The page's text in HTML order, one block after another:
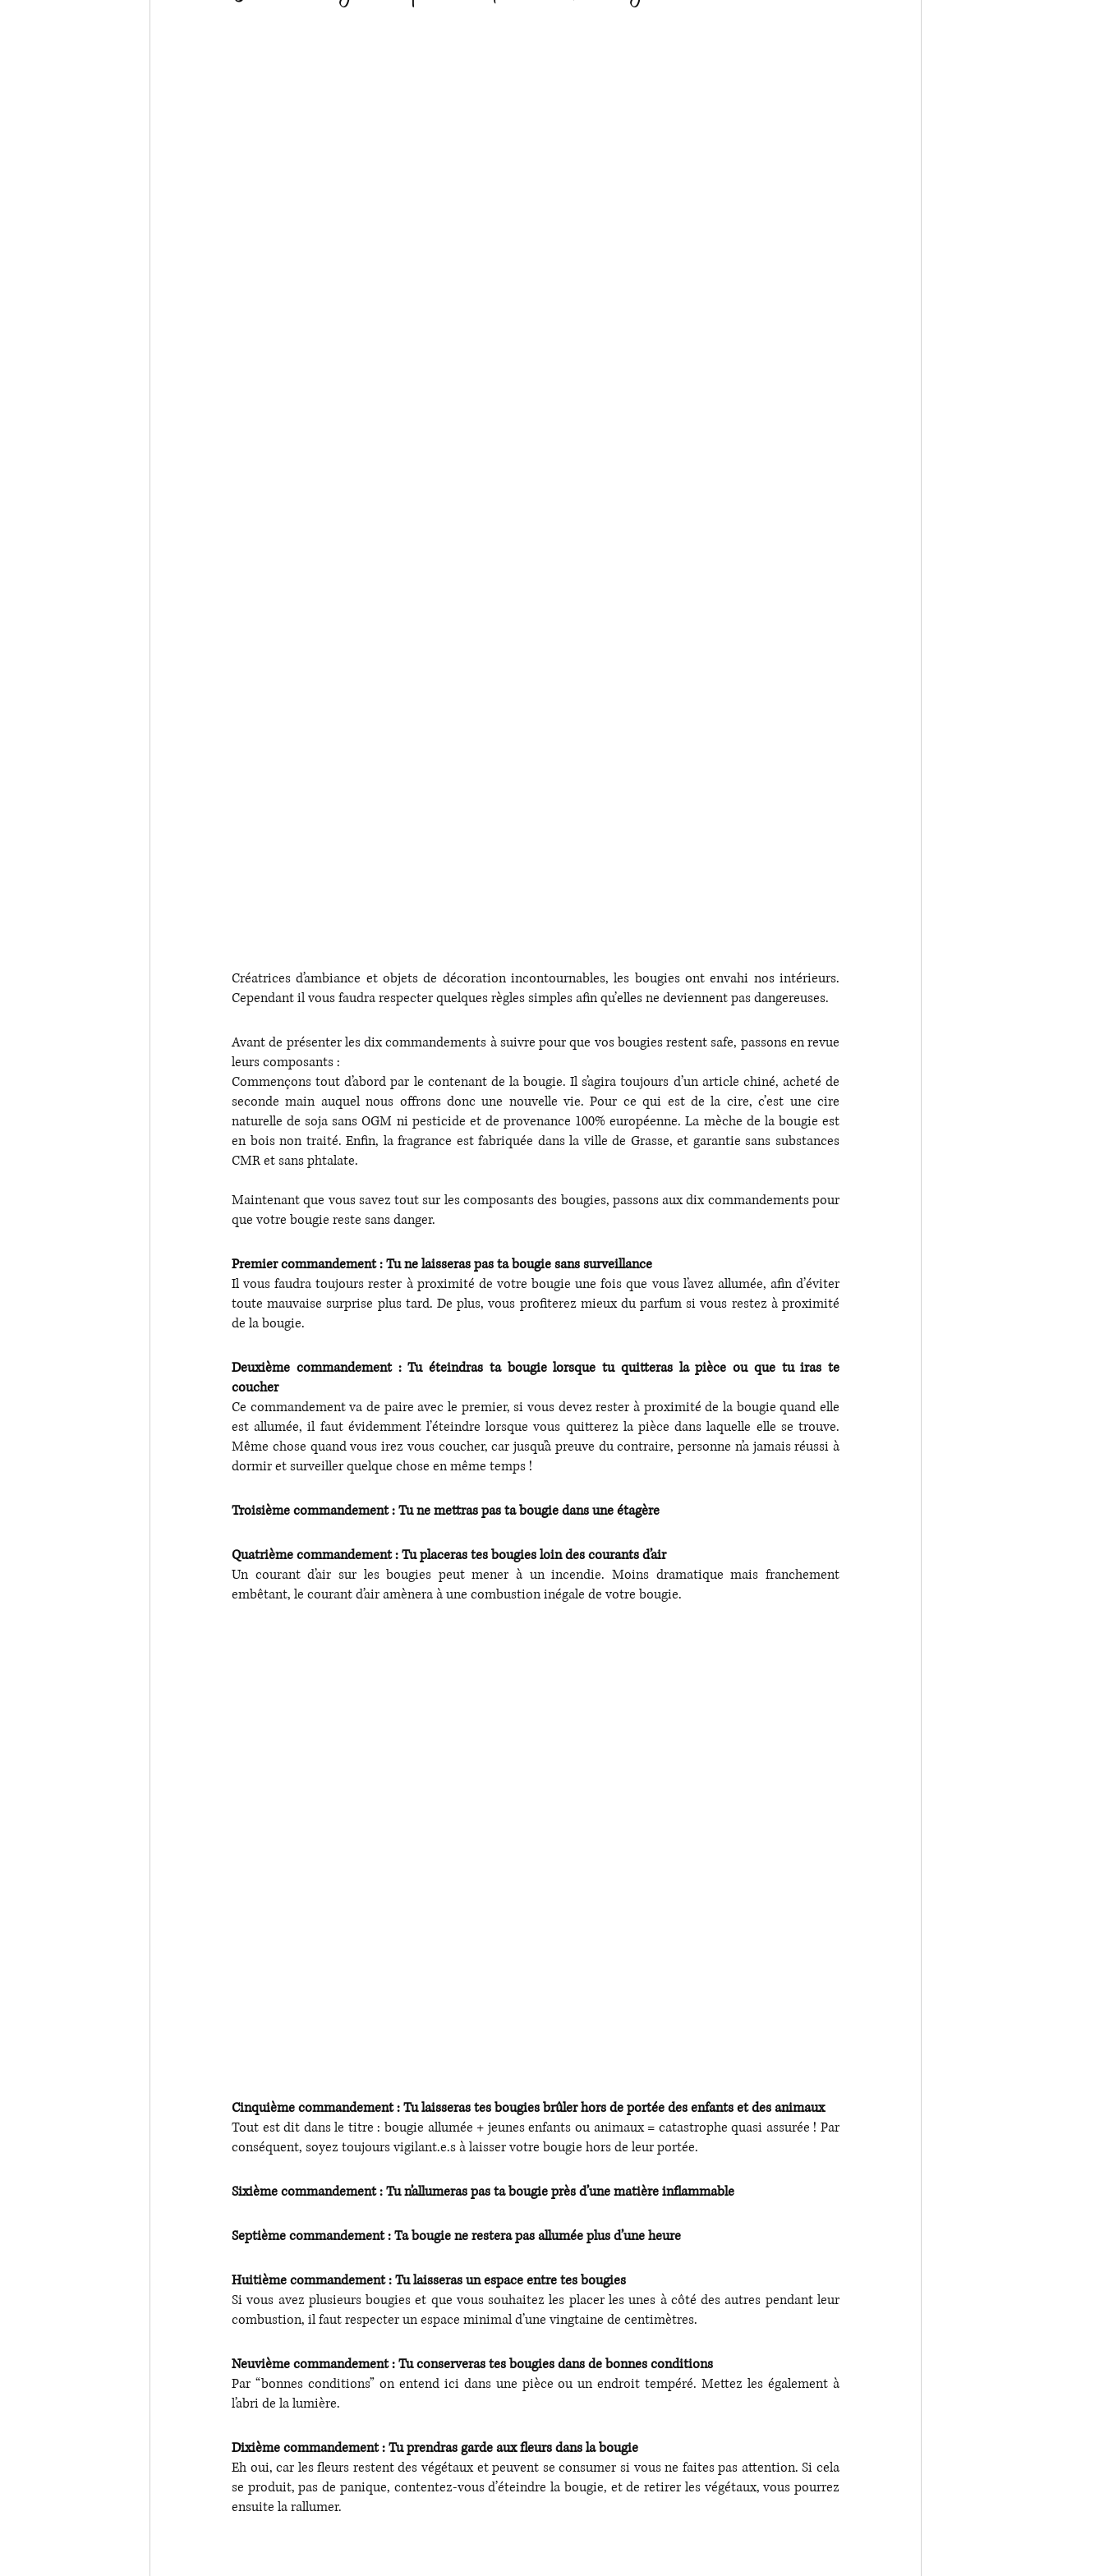
Créatrices d’ambiance et objets de décoration incontournables, les bougies ont envahi nos intérieurs.
Cependant il vous faudra respecter quelques règles simples afin qu’elles ne deviennent pas dangereuses.
Avant de présenter les dix commandements à suivre pour que vos bougies restent safe, passons en revue
leurs composants :
Commençons tout d’abord par le contenant de la bougie. Il s’agira toujours d’un article chiné, acheté de
seconde main auquel nous offrons donc une nouvelle vie. Pour ce qui est de la cire, c’est une cire
naturelle de soja sans OGM ni pesticide et de provenance 100% européenne. La mèche de la bougie est
en bois non traité. Enfin, la fragrance est fabriquée dans la ville de Grasse, et garantie sans substances
CMR et sans phtalate.
Maintenant que vous savez tout sur les composants des bougies, passons aux dix commandements pour
que votre bougie reste sans danger.
Premier commandement : Tu ne laisseras pas ta bougie sans surveillance
Il vous faudra toujours rester à proximité de votre bougie une fois que vous l’avez allumée, afin d’éviter
toute mauvaise surprise plus tard. De plus, vous profiterez mieux du parfum si vous restez à proximité
de la bougie.
Deuxième commandement : Tu éteindras ta bougie lorsque tu quitteras la pièce ou que tu iras te
coucher
Ce commandement va de paire avec le premier, si vous devez rester à proximité de la bougie quand elle
est allumée, il faut évidemment l’éteindre lorsque vous quitterez la pièce dans laquelle elle se trouve.
Même chose quand vous irez vous coucher, car jusqu’à preuve du contraire, personne n’a jamais réussi à
dormir et surveiller quelque chose en même temps !
Troisième commandement : Tu ne mettras pas ta bougie dans une étagère
Quatrième commandement : Tu placeras tes bougies loin des courants d’air
Un courant d’air sur les bougies peut mener à un incendie. Moins dramatique mais franchement
embêtant, le courant d’air amènera à une combustion inégale de votre bougie.
Cinquième commandement : Tu laisseras tes bougies brûler hors de portée des enfants et des animaux
Tout est dit dans le titre : bougie allumée + jeunes enfants ou animaux = catastrophe quasi assurée ! Par
conséquent, soyez toujours vigilant.e.s à laisser votre bougie hors de leur portée.
Sixième commandement : Tu n’allumeras pas ta bougie près d’une matière inflammable
Septième commandement : Ta bougie ne restera pas allumée plus d’une heure
Huitième commandement : Tu laisseras un espace entre tes bougies
Si vous avez plusieurs bougies et que vous souhaitez les placer les unes à côté des autres pendant leur
combustion, il faut respecter un espace minimal d’une vingtaine de centimètres.
Neuvième commandement : Tu conserveras tes bougies dans de bonnes conditions
Par “bonnes conditions” on entend ici dans une pièce ou un endroit tempéré. Mettez les également à
l’abri de la lumière.
Dixième commandement : Tu prendras garde aux fleurs dans la bougie
Eh oui, car les fleurs restent des végétaux et peuvent se consumer si vous ne faites pas attention. Si cela
se produit, pas de panique, contentez-vous d’éteindre la bougie, et de retirer les végétaux, vous pourrez
ensuite la rallumer.